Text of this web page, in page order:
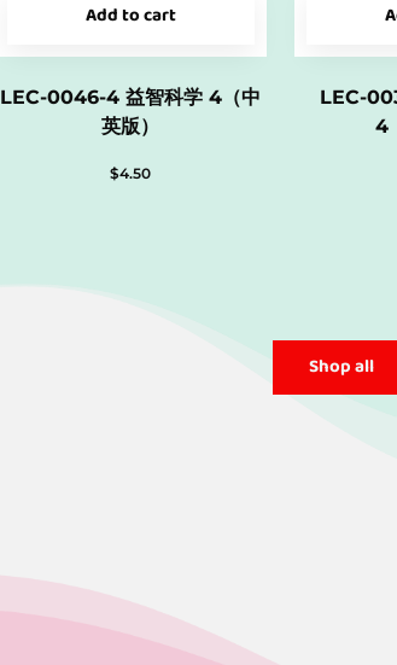
Add to cart
LEC-0046-4 益智科学 4（中
英版）
$4.50
LEC-
4
Shop all